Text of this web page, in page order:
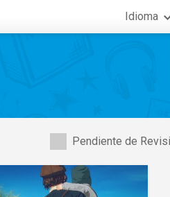
Idioma
Pendiente de